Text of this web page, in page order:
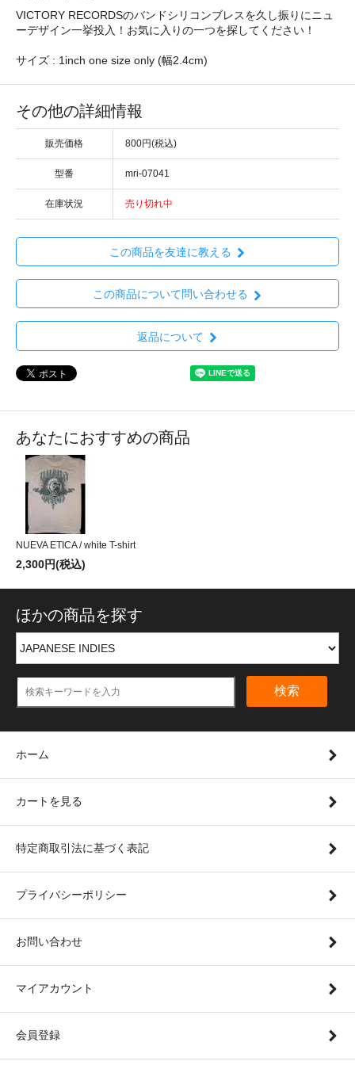
VICTORY RECORDSのバンドシリコンブレスを久し振りにニュ
ーデザイン一挙投入！お気に入りの一つを探してください！
サイズ : 1inch one size only (幅2.4cm)
その他の詳細情報
販売価格 800円(税込)
型番 mri-07041
在庫状況 売り切れ中
この商品を友達に教える
この商品について問い合わせる
返品について
あなたにおすすめの商品
NUEVA ETICA / white T-shirt
2,300円(税込)
ほかの商品を探す
検索
ホーム
カートを見る
特定商取引法に基づく表記
プライバシーポリシー
お問い合わせ
マイアカウント
会員登録